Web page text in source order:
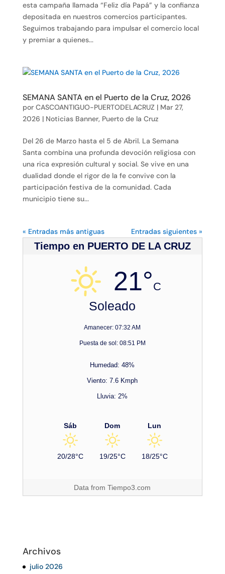
esta campaña llamada “Feliz día Papá” y la confianza
depositada en nuestros comercios participantes.
Seguimos trabajando para impulsar el comercio local
y premiar a quienes...
SEMANA SANTA en el Puerto de la Cruz, 2026
por CASCOANTIGUO-PUERTODELACRUZ | Mar 27,
2026 | Noticias Banner, Puerto de la Cruz
Del 26 de Marzo hasta el 5 de Abril. La Semana
Santa combina una profunda devoción religiosa con
una rica expresión cultural y social. Se vive en una
dualidad donde el rigor de la fe convive con la
participación festiva de la comunidad. Cada
municipio tiene su...
« Entradas más antiguas Entradas siguientes »
Tiempo en PUERTO DE LA CRUZ
21°C
Soleado
Amanecer: 07:32 AM
Puesta de sol: 08:51 PM
Humedad: 48%
Viento: 7.6 Kmph
Lluvia: 2%
Sáb
20/28°C
Dom
19/25°C
Lun
18/25°C
Data fromTiempo3.com
Archivos
julio 2026